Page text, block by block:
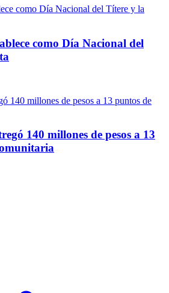
como Día Nacional del
140 millones de pesos a 13